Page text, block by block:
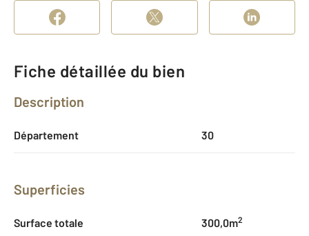
Fiche détaillée du bien
Description
Département 30
Superficies
Surface totale 300,0m2